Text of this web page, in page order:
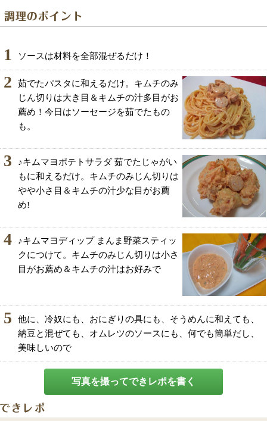
1 ソースは材料を全部混ぜるだけ！
2
茹でたパスタに和えるだけ。キムチのみ
じん切りは大き目＆キムチの汁多目がお
薦め！今日はソーセージを茹でたもの
も。
3
♪キムマヨポテトサラダ 茹でたじゃがい
もに和えるだけ。キムチのみじん切りは
やや小さ目＆キムチの汁少な目がお薦
め!
4
♪キムマヨディップ まんま野菜スティッ
クにつけて。キムチのみじん切りは小さ
目がお薦め＆キムチの汁はお好みで
5
他に、冷奴にも、おにぎりの具にも、そうめんに和えても、
納豆と混ぜても、オムレツのソースにも、何でも簡単だし、
美味しいので
写真を撮ってできレポを書く